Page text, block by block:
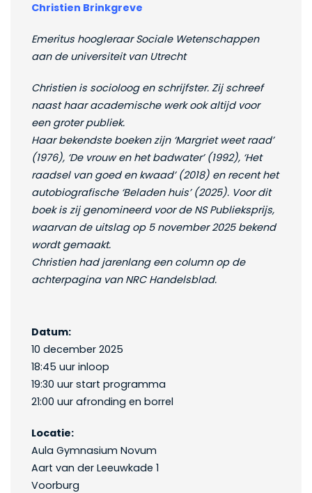
Christien Brinkgreve
Emeritus hoogleraar Sociale Wetenschappen
aan de universiteit van Utrecht
Christien is socioloog en schrijfster. Zij schreef
naast haar academische werk ook altijd voor
een groter publiek.
Haar bekendste boeken zijn ‘Margriet weet raad’
(1976), ‘De vrouw en het badwater’ (1992), ‘Het
raadsel van goed en kwaad’ (2018) en recent het
autobiografische ‘Beladen huis’ (2025). Voor dit
boek is zij genomineerd voor de NS Publieksprijs,
waarvan de uitslag op 5 november 2025 bekend
wordt gemaakt.
Christien had jarenlang een column op de
achterpagina van NRC Handelsblad.
Datum:
10 december 2025
18:45 uur inloop
19:30 uur start programma
21:00 uur afronding en borrel
Locatie:
Aula Gymnasium Novum
Aart van der Leeuwkade 1
Voorburg